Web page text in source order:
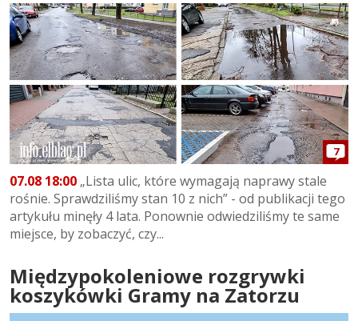
7
07.08 18:00 „Lista ulic, które wymagają naprawy stale
rośnie. Sprawdziliśmy stan 10 z nich” - od publikacji tego
artykułu minęły 4 lata. Ponownie odwiedziliśmy te same
miejsce, by zobaczyć, czy...
Międzypokoleniowe rozgrywki
koszykówki Gramy na Zatorzu